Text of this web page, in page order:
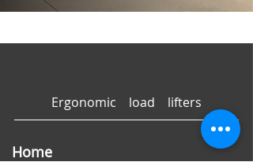
Ergonomic load lifters
Home